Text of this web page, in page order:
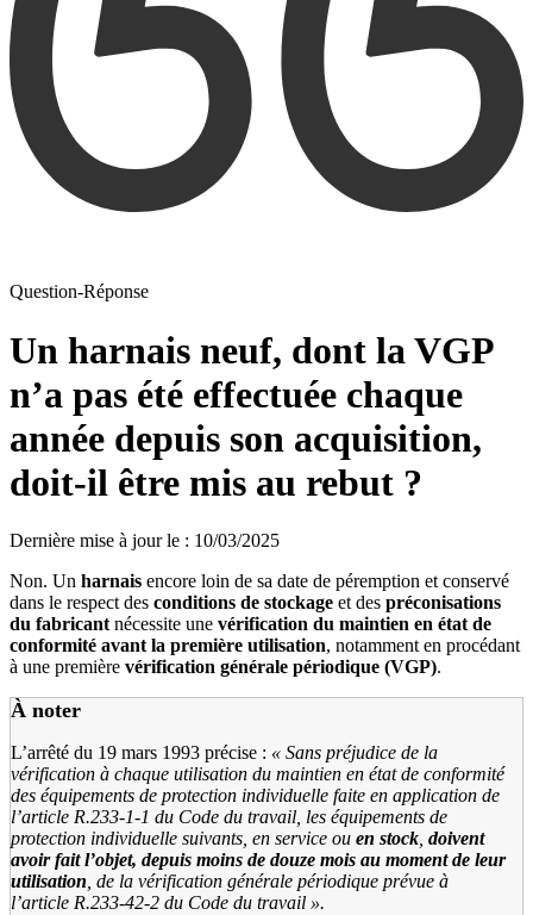
Question-Réponse
Un harnais neuf, dont la VGP
n’a pas été effectuée chaque
année depuis son acquisition,
doit-il être mis au rebut ?
Dernière mise à jour le : 10/03/2025
Non. Un harnais encore loin de sa date de péremption et conservé
dans le respect des conditions de stockage et des préconisations
du fabricant nécessite une vérification du maintien en état de
conformité avant la première utilisation, notamment en procédant
à une première vérification générale périodique (VGP).
À noter
L’arrêté du 19 mars 1993 précise : « Sans préjudice de la
vérification à chaque utilisation du maintien en état de conformité
des équipements de protection individuelle faite en application de
l’article R.233-1-1 du Code du travail, les équipements de
protection individuelle suivants, en service ou en stock doivent
avoir fait l’objet, depuis moins de douze mois au moment de leur
utilisation , de la vérification générale périodique prévue à
l’article R.233-42-2 du Code du travail ».